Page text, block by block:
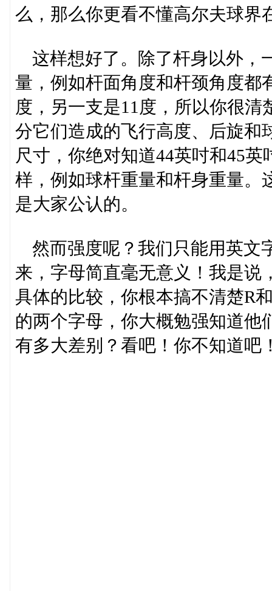
么，那么你更看不懂高尔夫球界
这样想好了。除了杆身以外，
量，例如杆面角度和杆颈角度都
度，另一支是11度，所以你很
分它们造成的飞行高度、后旋和
尺寸，你绝对知道44英吋和45
样，例如球杆重量和杆身重量。
是大家公认的。
然而强度呢？我们只能用英文
来，字母简直毫无意义！我是说
具体的比较，你根本搞不清楚R
的两个字母，你大概勉强知道
有多大差别？看吧！你不知道吧